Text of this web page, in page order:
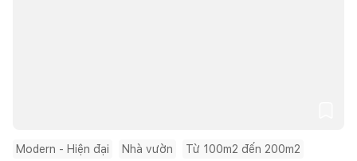
Modern - Hiện đại Nhà vườn Từ 100m2 đến 200m2